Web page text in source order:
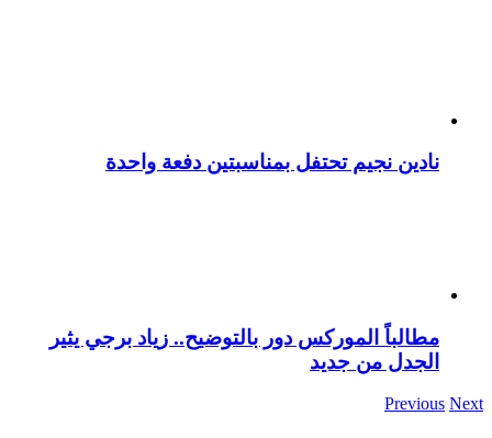
نادين نجيم تحتفل بمناسبتين دفعة واحدة
مطالباً الموركس دور بالتوضيح.. زياد برجي يثير
الجدل من جديد
Previous Next